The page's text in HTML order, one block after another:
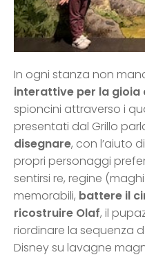
In ogni stanza non
interattive per la gioia
spioncini attraverso i
presentati dal Grillo
disegnare, con l’aiuto
propri personaggi
sentirsi re, regine
memorabili, battere il
ricostruire Olaf, il
riordinare la sequenza
Disney su lavagne